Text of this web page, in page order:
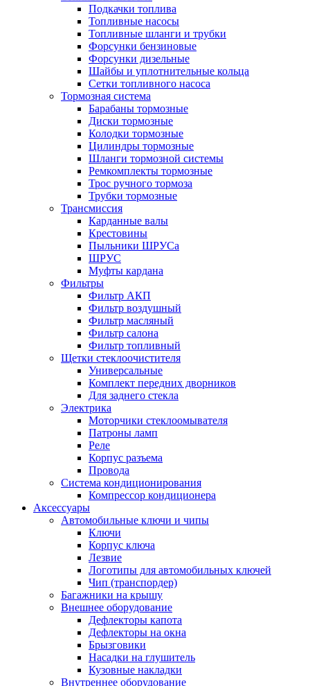
Подкачки топлива
Топливные насосы
Топливные шланги и трубки
Форсунки бензиновые
Форсунки дизельные
Шайбы и уплотнительные кольца
Сетки топливного насоса
Тормозная система
Барабаны тормозные
Диски тормозные
Колодки тормозные
Цилиндры тормозные
Шланги тормозной системы
Ремкомплекты тормозные
Трос ручного тормоза
Трубки тормозные
Трансмиссия
Карданные валы
Крестовины
Пыльники ШРУСа
ШРУС
Муфты кардана
Фильтры
Фильтр АКП
Фильтр воздушный
Фильтр масляный
Фильтр салона
Фильтр топливный
Щетки стеклоочистителя
Универсальные
Комплект передних дворников
Для заднего стекла
Электрика
Моторчики стеклоомывателя
Патроны ламп
Реле
Корпус разъема
Провода
Система кондиционирования
Компрессор кондиционера
Аксессуары
Автомобильные ключи и чипы
Ключи
Корпус ключа
Лезвие
Логотипы для автомобильных ключей
Чип (транспордер)
Багажники на крышу
Внешнее оборудование
Дефлекторы капота
Дефлекторы на окна
Брызговики
Насадки на глушитель
Кузовные накладки
Внутреннее оборудование